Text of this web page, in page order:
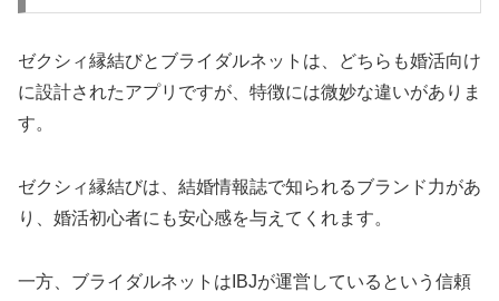
ゼクシィ縁結びとブライダルネットは、どちらも婚活向け
に設計されたアプリですが、特徴には微妙な違いがありま
す。
ゼクシィ縁結びは、結婚情報誌で知られるブランド力があ
り、婚活初心者にも安心感を与えてくれます。
一方、ブライダルネットはIBJが運営しているという信頼